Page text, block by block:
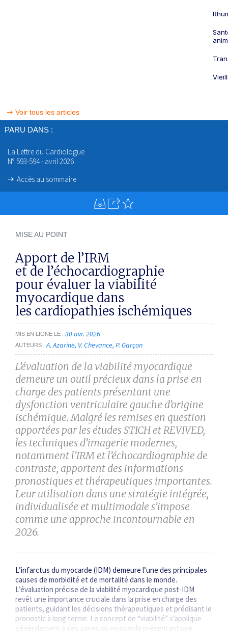
Voir tous les articles
PARU DANS :
La Lettre du Cardiologue
N° 593-594 - avril 2026
Accès au sommaire
MISE AU POINT
Apport de l’IRM
et de l’échocardiographie
pour évaluer la viabilité
myocardique dans
les cardiopathies ischémiques
MIS EN LIGNE LE 30 avr. 2026
AUTEURS A. Azarine V. Chevance P. Garçon
L’évaluation de la viabilité myocardique
demeure un outil précieux dans la prise en
charge des patients présentant une
dysfonction ventriculaire gauche d’origine
ischémique. Malgré les remises en question
apportées par les études STICH et REVIVED,
les techniques d’imagerie modernes,
notamment l’IRM et l’échocardiographie de
contraste, apportent des informations
pronostiques et thérapeutiques importantes.
Leur utilisation dans une stratégie intégrée,
individualisée et multimodale s’impose
comme une approche incontournable en
2026.
L’infarctus du myocarde (IDM) demeure l’une des principales
causes de morbidité et de mortalité dans le monde.
L’évaluation précise de la viabilité myocardique post-IDM
revêt une importance cruciale dans la prise en charge des
patients, guidant les décisions thérapeutiques et prédisant le
pronostic à long terme. Le concept de “viabilité” s’applique
généralement à des zones du myocarde présentant une